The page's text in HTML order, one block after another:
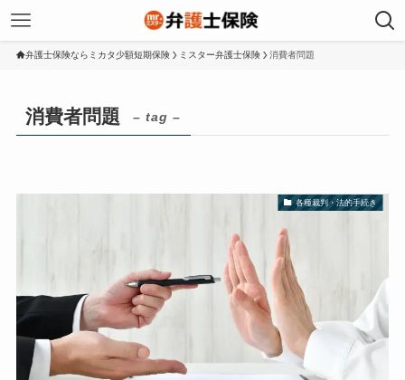
弁護士保険ならミカタ少額短期保険 ミスター弁護士保険 消費者問題
消費者問題 – tag –
各種裁判・法的手続き